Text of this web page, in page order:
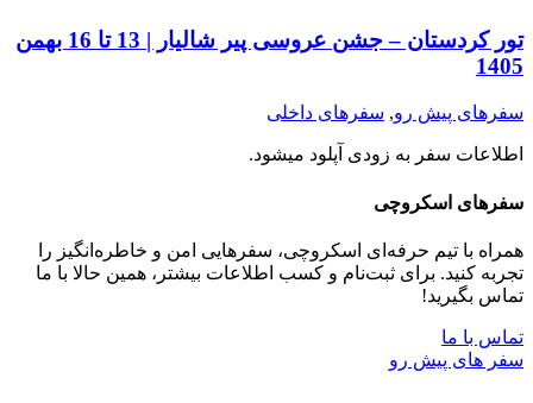
تور کردستان – جشن عروسی پیر شالیار | 13 تا 16 بهمن
1405
سفرهای پیش رو, سفرهای داخلی
اطلاعات سفر به زودی آپلود میشود.
سفر‌های اسکروچی
همراه با تیم حرفه‌ای اسکروچی، سفرهایی امن و خاطره‌انگیز را
تجربه کنید. برای ثبت‌نام و کسب اطلاعات بیشتر، همین حالا با ما
تماس بگیرید!
تماس با ما
سفر ‌های پیش رو